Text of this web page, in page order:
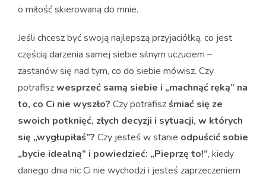
o miłość skierowaną do mnie.
Jeśli chcesz być swoją najlepszą przyjaciółką, co jest
częścią darzenia samej siebie silnym uczuciem –
zastanów się nad tym, co do siebie mówisz. Czy
potrafiszwesprzeć samą siebie i „machnąć ręką” na
to, co Ci nie wyszło? Czy potrafiszśmiać się ze
swoich potknięć, złych decyzji i sytuacji, w których
się „wygłupiłaś”? Czy jesteś w stanie odpuścić sobie
„bycie idealną” i powiedzieć: „Pieprzę to!”, kiedy
danego dnia nic Ci nie wychodzi i jesteś zaprzeczeniem